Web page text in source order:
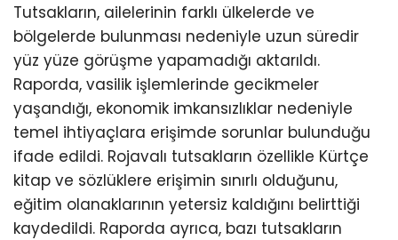
Tutsakların, ailelerinin farklı ülkelerde ve
bölgelerde bulunması nedeniyle uzun süredir
yüz yüze görüşme yapamadığı aktarıldı.
Raporda, vasilik işlemlerinde gecikmeler
yaşandığı, ekonomik imkansızlıklar nedeniyle
temel ihtiyaçlara erişimde sorunlar bulunduğu
ifade edildi. Rojavalı tutsakların özellikle Kürtçe
kitap ve sözlüklere erişimin sınırlı olduğunu,
eğitim olanaklarının yetersiz kaldığını belirttiği
kaydedildi. Raporda ayrıca, bazı tutsakların